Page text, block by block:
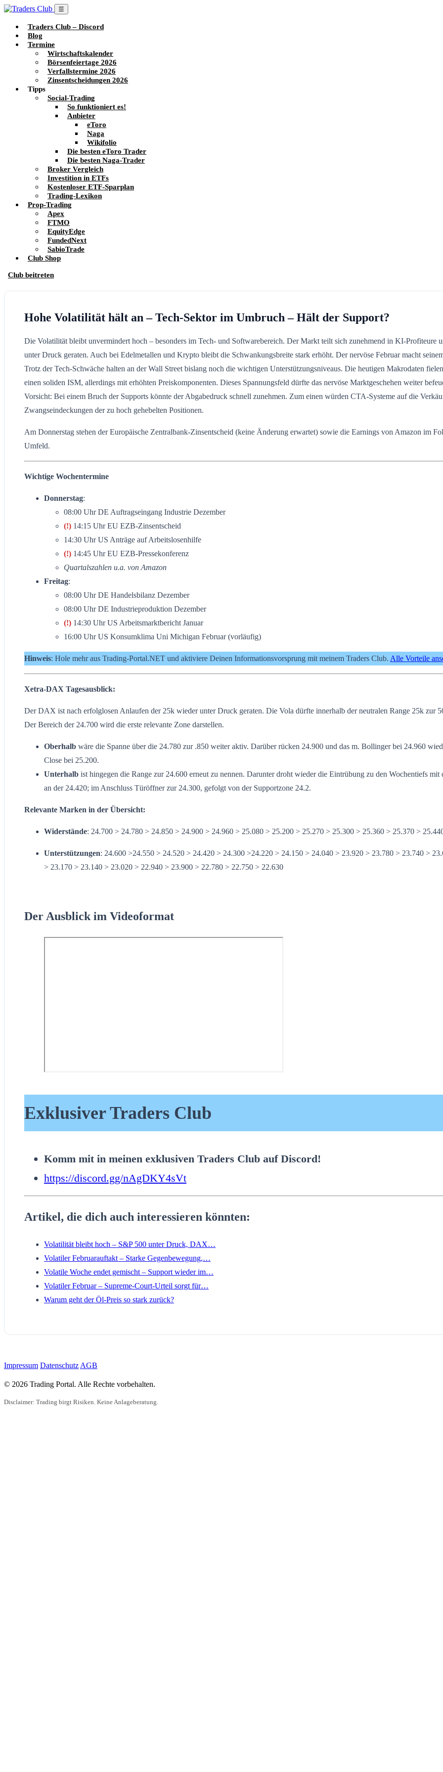
☰
Traders Club – Discord
Blog
Termine
Wirtschaftskalender
Börsenfeiertage 2026
Verfallstermine 2026
Zinsentscheidungen 2026
Tipps
Social-Trading
So funktioniert es!
Anbieter
eToro
Naga
Wikifolio
Die besten eToro Trader
Die besten Naga-Trader
Broker Vergleich
Investition in ETFs
Kostenloser ETF-Sparplan
Trading-Lexikon
Prop-Trading
Apex
FTMO
EquityEdge
FundedNext
SabioTrade
Club Shop
Club beitreten
Hohe Volatilität hält an – Tech-Sektor im Umbruch – Hält der Support?
Die Volatilität bleibt unvermindert hoch – besonders im Tech- und Softwarebereich. Der Markt teilt sich zunehmend in KI-Profiteure
unter Druck geraten. Auch bei Edelmetallen und Krypto bleibt die Schwankungsbreite stark erhöht. Der nervöse Februar macht
Trotz der Tech-Schwäche halten an der Wall Street bislang noch die wichtigen Unterstützungsniveaus. Die heutigen Makrodaten
einen soliden ISM, allerdings mit erhöhten Preiskomponenten. Dieses Spannungsfeld dürfte das nervöse Marktgeschehen weiter
Vorsicht: Bei einem Bruch der Supports könnte der Abgabedruck schnell zunehmen. Zum einen würden CTA-Systeme auf die
Zwangseindeckungen der zu hoch gehebelten Positionen.
Am Donnerstag stehen der Europäische Zentralbank-Zinsentscheid (keine Änderung erwartet) sowie die Earnings von Amazon im
Umfeld.
Wichtige Wochentermine
Donnerstag:
08:00 Uhr DE Auftragseingang Industrie Dezember
(!) 14:15 Uhr EU EZB-Zinsentscheid
14:30 Uhr US Anträge auf Arbeitslosenhilfe
(!) 14:45 Uhr EU EZB-Pressekonferenz
Quartalszahlen u.a. von Amazon
Freitag:
08:00 Uhr DE Handelsbilanz Dezember
08:00 Uhr DE Industrieproduktion Dezember
(!) 14:30 Uhr US Arbeitsmarktbericht Januar
16:00 Uhr US Konsumklima Uni Michigan Februar (vorläufig)
Hinweis: Hole mehr aus Trading-Portal.NET und aktiviere Deinen Informationsvorsprung mit meinem Traders Club. Alle Vorteile
Xetra-DAX Tagesausblick:
Der DAX ist nach erfolglosen Anlaufen der 25k wieder unter Druck geraten. Die Vola dürfte innerhalb der neutralen Range 25k zur
Der Bereich der 24.700 wird die erste relevante Zone darstellen.
Oberhalb wäre die Spanne über die 24.780 zur .850 weiter aktiv. Darüber rücken 24.900 und das m. Bollinger bei 24.960
Close bei 25.200.
Unterhalb ist hingegen die Range zur 24.600 erneut zu nennen. Darunter droht wieder die Eintrübung zu den Wochentiefs
an der 24.420; im Anschluss Türöffner zur 24.300, gefolgt von der Supportzone 24.2.
Relevante Marken in der Übersicht:
Widerstände: 24.700 > 24.780 > 24.850 > 24.900 > 24.960 > 25.080 > 25.200 > 25.270 > 25.300 > 25.360 > 25.370 >
Unterstützungen: 24.600 >24.550 > 24.520 > 24.420 > 24.300 >24.220 > 24.150 > 24.040 > 23.920 > 23.780 > 23.740 >
> 23.170 > 23.140 > 23.020 > 22.940 > 23.900 > 22.780 > 22.750 > 22.630
Der Ausblick im Videoformat
Exklusiver Traders Club
Komm mit in meinen exklusiven Traders Club auf Discord!
https://discord.gg/nAgDKY4sVt
Artikel, die dich auch interessieren könnten:
Volatilität bleibt hoch – S&P 500 unter Druck, DAX…
Volatiler Februarauftakt – Starke Gegenbewegung,…
Volatile Woche endet gemischt – Support wieder im…
Volatiler Februar – Supreme-Court-Urteil sorgt für…
Warum geht der Öl-Preis so stark zurück?
Impressum Datenschutz AGB
© 2026 Trading Portal. Alle Rechte vorbehalten.
Disclaimer: Trading birgt Risiken. Keine Anlageberatung.